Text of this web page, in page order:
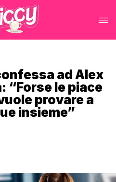
ad Alex
“Forse le piace
provare a
insieme”